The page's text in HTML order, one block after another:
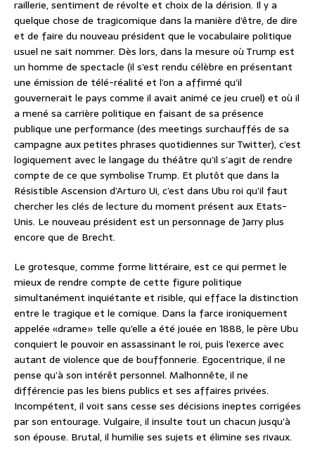
raillerie, sentiment de révolte et choix de la dérision. Il y a
quelque chose de tragicomique dans la manière d’être, de dire
et de faire du nouveau président que le vocabulaire politique
usuel ne sait nommer. Dès lors, dans la mesure où Trump est
un homme de spectacle (il s’est rendu célèbre en présentant
une émission de télé-réalité et l’on a affirmé qu’il
gouvernerait le pays comme il avait animé ce jeu cruel) et où il
a mené sa carrière politique en faisant de sa présence
publique une performance (des meetings surchauffés de sa
campagne aux petites phrases quotidiennes sur Twitter), c’est
logiquement avec le langage du théâtre qu’il s’agit de rendre
compte de ce que symbolise Trump. Et plutôt que dans la
Résistible Ascension d’Arturo Ui, c’est dans Ubu roi qu’il faut
chercher les clés de lecture du moment présent aux Etats-
Unis. Le nouveau président est un personnage de Jarry plus
encore que de Brecht.
Le grotesque, comme forme littéraire, est ce qui permet le
mieux de rendre compte de cette figure politique
simultanément inquiétante et risible, qui efface la distinction
entre le tragique et le comique. Dans la farce ironiquement
appelée «drame» telle qu’elle a été jouée en 1888, le père Ubu
conquiert le pouvoir en assassinant le roi, puis l’exerce avec
autant de violence que de bouffonnerie. Egocentrique, il ne
pense qu’à son intérêt personnel. Malhonnête, il ne
différencie pas les biens publics et ses affaires privées.
Incompétent, il voit sans cesse ses décisions ineptes corrigées
par son entourage. Vulgaire, il insulte tout un chacun jusqu’à
son épouse. Brutal, il humilie ses sujets et élimine ses rivaux.